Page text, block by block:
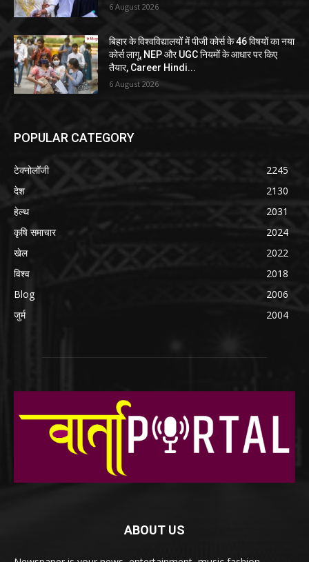
6 August 2026
बिहार के विश्वविद्यालयों में पीजी कोर्स के 46 विषयों का नया
कोर्स लागू, NEP और UGC नियमों के आधार पर किए
तैयार, Career Hindi...
6 August 2026
POPULAR CATEGORY
टेक्नोलॉजी
2245
देश
2130
हेल्थ
2031
कृषि समाचार
2024
खेल
2022
विश्व
2018
Blog
2006
जुर्म
2004
ABOUT US